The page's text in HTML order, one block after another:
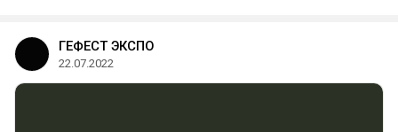
ГЕФЕСТ ЭКСПО
22.07.2022